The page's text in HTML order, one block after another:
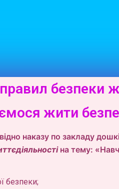
безпеки
жити
наказу по закладу
на тему:
безпеки;